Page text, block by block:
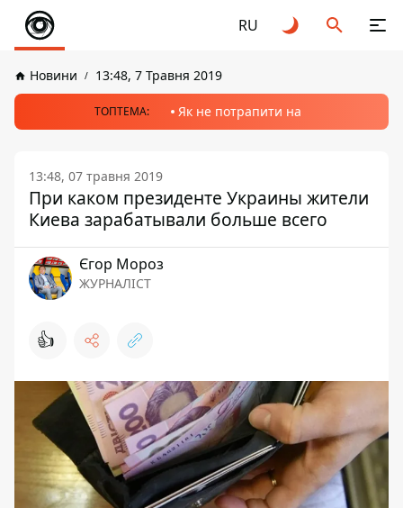
RU
Новини 13:48, 7 Травня 2019
ТОПТЕМА: Як не потрапити на
13:48, 07 травня 2019
При каком президенте Украины жители
Киева зарабатывали больше всего
Єгор Мороз
ЖУРНАЛІСТ
👍